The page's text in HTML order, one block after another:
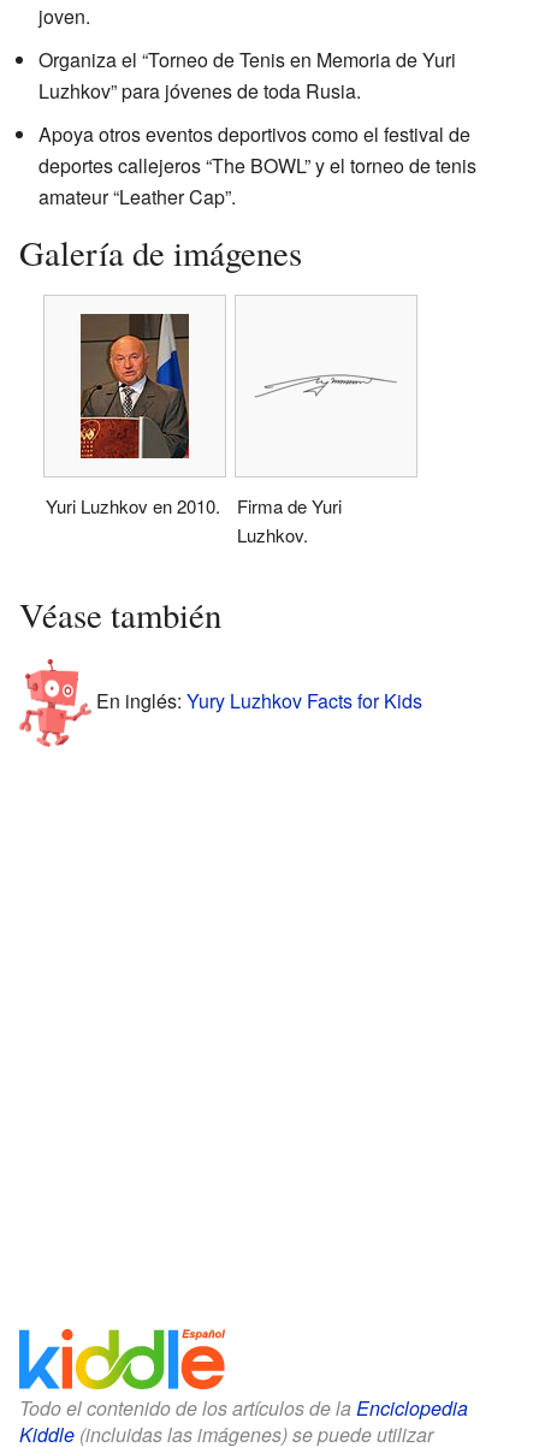
joven.
Organiza el “Torneo de Tenis en Memoria de Yuri
Luzhkov” para jóvenes de toda Rusia.
Apoya otros eventos deportivos como el festival de
deportes callejeros “The BOWL” y el torneo de tenis
amateur “Leather Cap”.
Galería de imágenes
Yuri Luzhkov en 2010.
Firma de Yuri
Luzhkov.
Véase también
En inglés: Yury Luzhkov Facts for Kids
Todo el contenido de los artículos de la Enciclopedia
Kiddle (incluidas las imágenes) se puede utilizar